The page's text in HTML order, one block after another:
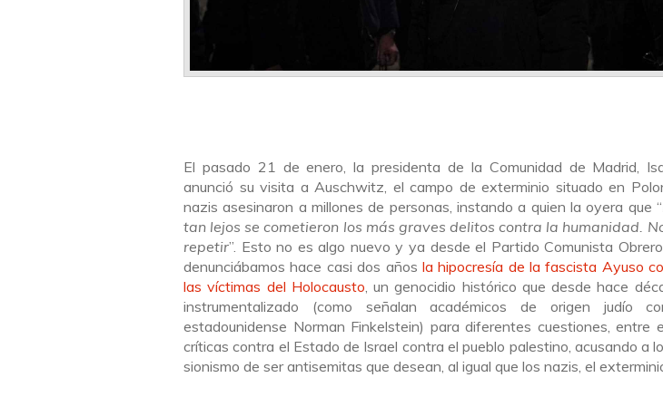
El pasado 21 de enero, la presidenta de la Comunidad de Madrid,
anunció su visita a Auschwitz, el campo de exterminio situado en
nazis asesinaron a millones de personas, instando a quien la oyera que “
tan lejos se cometieron los más graves delitos contra la humanidad.
repetir”. Esto no es algo nuevo y ya desde el Partido Comunista
denunciábamos hace casi dos años la hipocresía de la fascista Ayuso
las víctimas del Holocausto , un genocidio histórico que desde hace
instrumentalizado (como señalan académicos de origen judío
estadounidense Norman Finkelstein) para diferentes cuestiones, entre
críticas contra el Estado de Israel contra el pueblo palestino, acusando a
sionismo de ser antisemitas que desean, al igual que los nazis, el